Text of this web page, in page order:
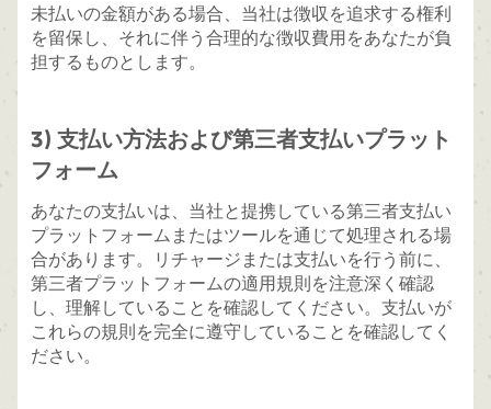
未払いの金額がある場合、当社は徴収を追求する権利
を留保し、それに伴う合理的な徴収費用をあなたが負
担するものとします。
3) 支払い方法および第三者支払いプラット
フォーム
あなたの支払いは、当社と提携している第三者支払い
プラットフォームまたはツールを通じて処理される場
合があります。リチャージまたは支払いを行う前に、
第三者プラットフォームの適用規則を注意深く確認
し、理解していることを確認してください。支払いが
これらの規則を完全に遵守していることを確認してく
ださい。